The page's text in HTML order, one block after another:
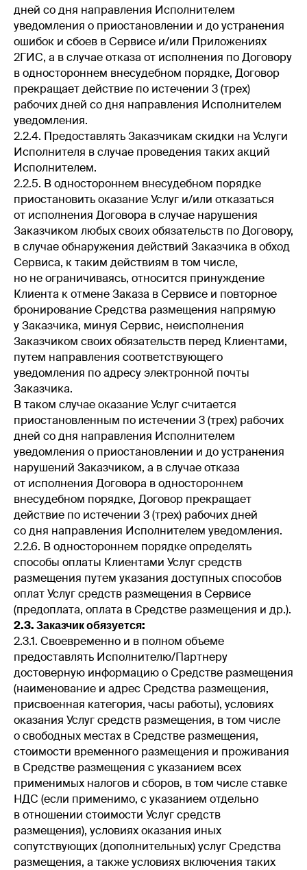
дней со дня направления Исполнителем
уведомления о приостановлении и до устранения
ошибок и сбоев в Сервисе и/или Приложениях
2ГИС, а в случае отказа от исполнения по Договору
в одностороннем внесудебном порядке, Договор
прекращает действие по истечении 3 (трех)
рабочих дней со дня направления Исполнителем
уведомления.
2.2.4. Предоставлять Заказчикам скидки на Услуги
Исполнителя в случае проведения таких акций
Исполнителем.
2.2.5. В одностороннем внесудебном порядке
приостановить оказание Услуг и/или отказаться
от исполнения Договора в случае нарушения
Заказчиком любых своих обязательств по Договору,
в случае обнаружения действий Заказчика в обход
Сервиса, к таким действиям в том числе,
но не ограничиваясь, относится принуждение
Клиента к отмене Заказа в Сервисе и повторное
бронирование Средства размещения напрямую
у Заказчика, минуя Сервис, неисполнения
Заказчиком своих обязательств перед Клиентами,
путем направления соответствующего
уведомления по адресу электронной почты
Заказчика.
В таком случае оказание Услуг считается
приостановленным по истечении 3 (трех) рабочих
дней со дня направления Исполнителем
уведомления о приостановлении и до устранения
нарушений Заказчиком, а в случае отказа
от исполнения Договора в одностороннем
внесудебном порядке, Договор прекращает
действие по истечении 3 (трех) рабочих дней
со дня направления Исполнителем уведомления.
2.2.6. В одностороннем порядке определять
способы оплаты Клиентами Услуг средств
размещения путем указания доступных способов
оплат Услуг средств размещения в Сервисе
(предоплата, оплата в Средстве размещения и др.).
2.3. Заказчик обязуется:
2.3.1. Своевременно и в полном объеме
предоставлять Исполнителю/Партнеру
достоверную информацию о Средстве размещения
(наименование и адрес Средства размещения,
присвоенная категория, часы работы), условиях
оказания Услуг средств размещения, в том числе
о свободных местах в Средстве размещения,
стоимости временного размещения и проживания
в Средстве размещения с указанием всех
применимых налогов и сборов, в том числе ставке
НДС (если применимо, с указанием отдельно
в отношении стоимости Услуг средств
размещения), условиях оказания иных
сопутствующих (дополнительных) услуг Средства
размещения, а также условиях включения таких